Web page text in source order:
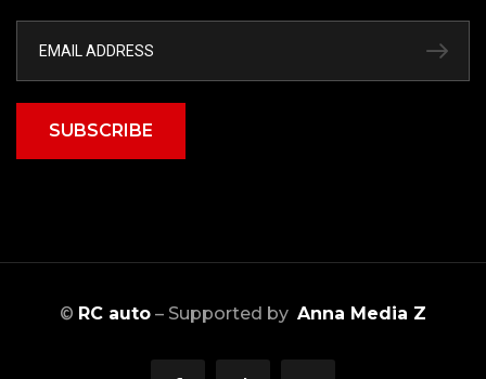
SUBSCRIBE
© RC auto – Supported by Anna Media Z